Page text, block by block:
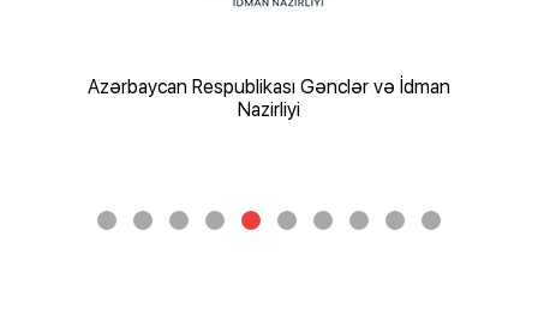
Azərbaycan Respublikası Gənclər və İdman
Nazirliyi